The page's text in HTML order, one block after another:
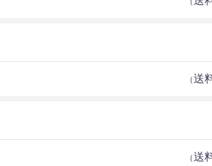
（送
（送